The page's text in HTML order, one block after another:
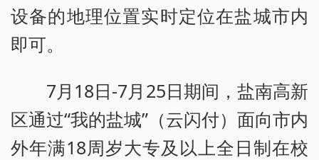
设备的地理位置实时定位在盐城市内
即可。
7月18日-7月25日期间，盐南高新
区通过“我的盐城”（云闪付）面向市内
外年满18周岁大专及以上全日制在校